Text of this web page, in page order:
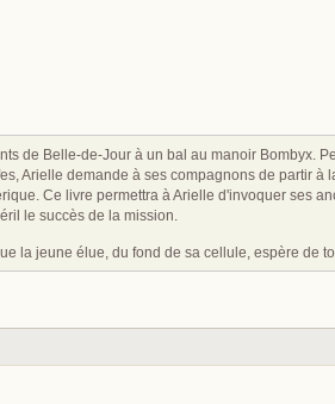
de Belle-de-Jour à un bal au manoir Bombyx.
Arielle demande à ses compagnons de partir à
Ce livre permettra à Arielle d'invoquer ses
le succès de la mission.
la jeune élue, du fond de sa cellule, espère de